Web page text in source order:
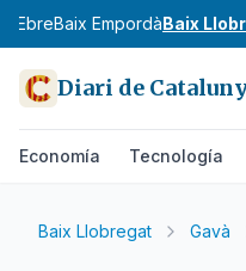
EbreBaix EmpordàBaix
Diari de
Economía Tecnología
Baix Llobregat Gavà